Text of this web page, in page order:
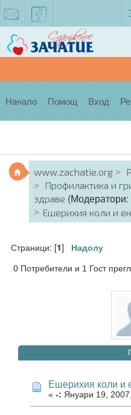
facebook
Начало Помощ Вход
www.zachatie.org
Профилактика и
здраве (Модератори:
Ешерихия коли и
Страници: [1] Надолу
0 Потребители и 1 Гост
Ешерихия коли и
« -: Януари 19,